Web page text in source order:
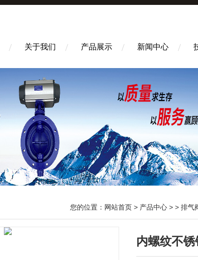
关于我们 产品展示 新闻中心
您的位置： 网站首页 > 产品中心 > > 排气
内螺纹不